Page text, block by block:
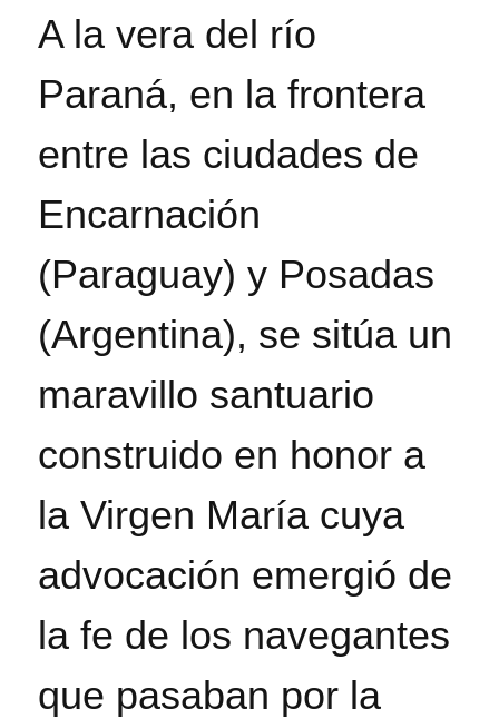
A la vera del río
Paraná, en la frontera
entre las ciudades de
Encarnación
(Paraguay) y Posadas
(Argentina), se sitúa un
maravillo santuario
construido en honor a
la Virgen María cuya
advocación emergió de
la fe de los navegantes
que pasaban por la